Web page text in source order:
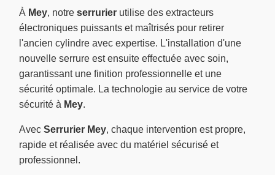
À Mey, notre serrurier utilise des extracteurs
électroniques puissants et maîtrisés pour retirer
l'ancien cylindre avec expertise. L'installation d'une
nouvelle serrure est ensuite effectuée avec soin,
garantissant une finition professionnelle et une
sécurité optimale. La technologie au service de votre
sécurité à Mey.
Avec Serrurier Mey, chaque intervention est propre,
rapide et réalisée avec du matériel sécurisé et
professionnel.